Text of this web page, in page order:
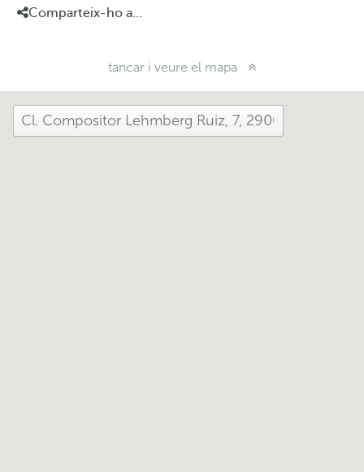
Comparteix-ho a...
tancar i veure el mapa